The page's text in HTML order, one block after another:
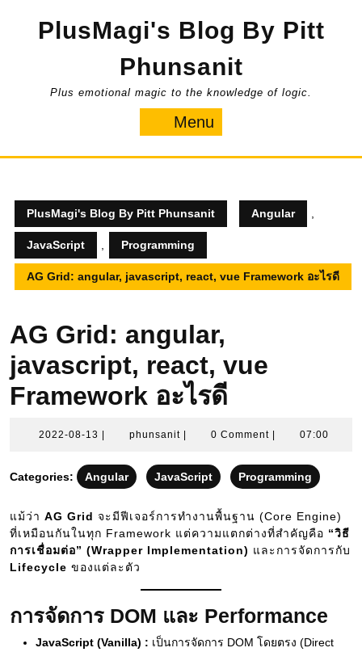
PlusMagi's Blog By Pitt
Phunsanit
Plus emotional magic to the knowledge of logic.
Menu
PlusMagi's Blog By Pitt Phunsanit Angular
JavaScript Programming
AG Grid: angular, javascript, react, vue Framework อะไรดี
AG Grid: angular,
javascript, react, vue
Framework อะไรดี
2022-08-13 2022-phunsanit phunsanit0 Comment 07:00
Categories: Angular JavaScript Programming
แม้ว่า AG Grid จะมีฟีเจอร์การทำงานพื้นฐาน (Core Engine)
ที่เหมือนกันในทุก Framework แต่ความแตกต่างที่สำคัญคือ “วิธี
การเชื่อมต่อ” (Wrapper Implementation) และการจัดการกับ
Lifecycle ของแต่ละตัว
การจัดการ DOM และ Performance
JavaScript (Vanilla) : เป็นการจัดการ DOM โดยตรง (Direct